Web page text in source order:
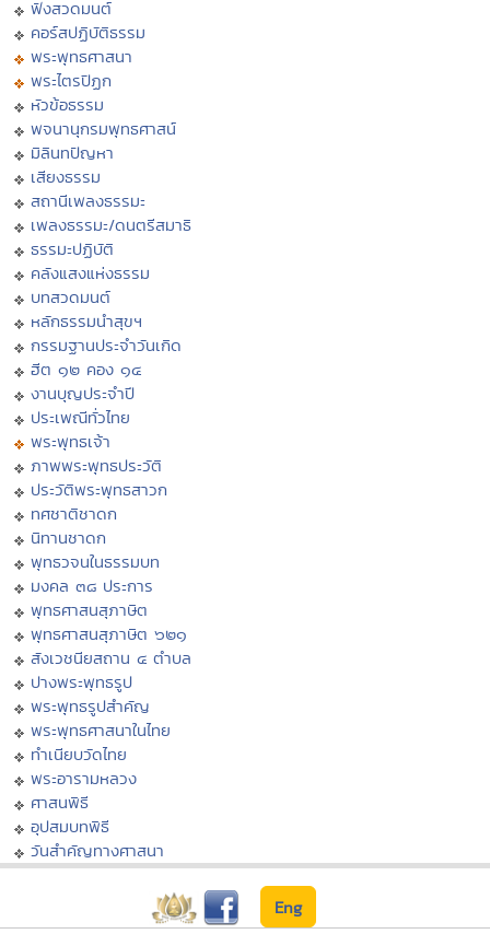
ฟังสวดมนต์
คอร์สปฏิบัติธรรม
พระพุทธศาสนา
พระไตรปิฏก
หัวข้อธรรม
พจนานุกรมพุทธศาสน์
มิลินทปัญหา
เสียงธรรม
สถานีเพลงธรรมะ
เพลงธรรมะ/ดนตรีสมาธิ
ธรรมะปฏิบัติ
คลังแสงแห่งธรรม
บทสวดมนต์
หลักธรรมนำสุขฯ
กรรมฐานประจำวันเกิด
ฮีต ๑๒ คอง ๑๔
งานบุญประจำปี
ประเพณีทั่วไทย
พระพุทธเจ้า
ภาพพระพุทธประวัติ
ประวัติพระพุทธสาวก
ทศชาติชาดก
นิทานชาดก
พุทธวจนในธรรมบท
มงคล ๓๘ ประการ
พุทธศาสนสุภาษิต
พุทธศาสนสุภาษิต ๖๒๑
สังเวชนียสถาน ๔ ตำบล
ปางพระพุทธรูป
พระพุทธรูปสำคัญ
พระพุทธศาสนาในไทย
ทำเนียบวัดไทย
พระอารามหลวง
ศาสนพิธี
อุปสมบทพิธี
วันสำคัญทางศาสนา
Eng